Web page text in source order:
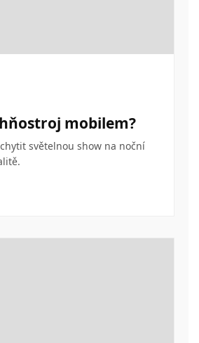
mobilem?
světelnou show na noční